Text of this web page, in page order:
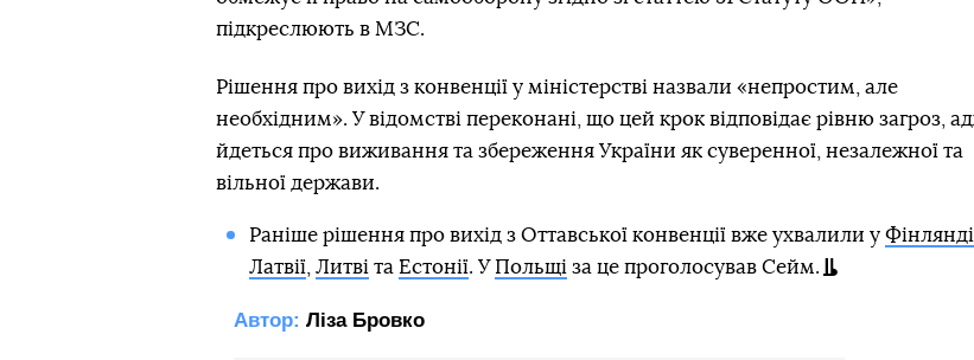
підкреслюють в МЗС.
Рішення про вихід з конвенції у міністерстві назвали «непростим, але
необхідним». У відомстві переконані, що цей крок відповідає рівню загроз,
йдеться про виживання та збереження України як суверенної, незалежної та
вільної держави.
Раніше рішення про вихід з Оттавської конвенції вже ухвалили у
Латвії Литві та Естонії. У Польщі за це проголосував Сейм.
Автор: Ліза Бровко